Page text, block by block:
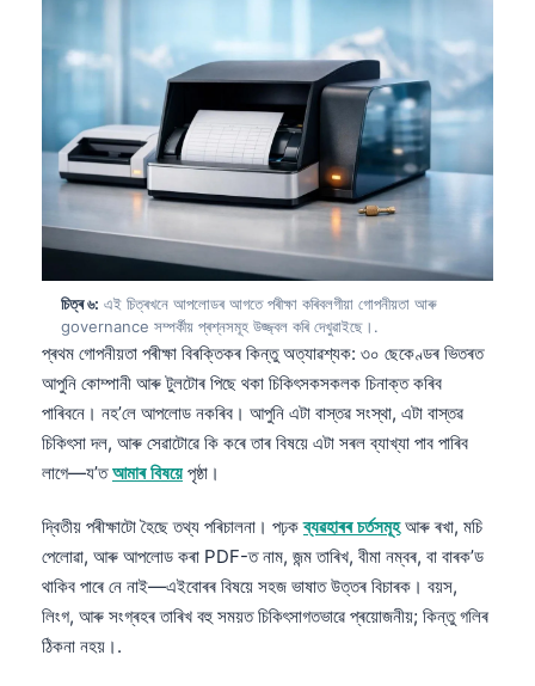
চিত্ৰ ৬: এই চিত্ৰখনে আপলোডৰ আগতে পৰীক্ষা কৰিবলগীয়া গোপনীয়তা আৰু
governance সম্পৰ্কীয় প্ৰশ্নসমূহ উজ্জ্বল কৰি দেখুৱাইছে।.
প্ৰথম গোপনীয়তা পৰীক্ষা বিৰক্তিকৰ কিন্তু অত্যাৱশ্যক: ৩০ ছেকেণ্ডৰ ভিতৰত
আপুনি কোম্পানী আৰু টুলটোৰ পিছে থকা চিকিৎসকসকলক চিনাক্ত কৰিব
পাৰিবনে। নহ’লে আপলোড নকৰিব। আপুনি এটা বাস্তৱ সংস্থা, এটা বাস্তৱ
চিকিৎসা দল, আৰু সেৱাটোৱে কি কৰে তাৰ বিষয়ে এটা সৰল ব্যাখ্যা পাব পাৰিব
লাগে—য’তআমাৰ বিষয়েপৃষ্ঠা।
দ্বিতীয় পৰীক্ষাটো হৈছে তথ্য পৰিচালনা। পঢ়কব্যৱহাৰৰ চৰ্তসমূহআৰু ৰখা, মচি
পেলোৱা, আৰু আপলোড কৰা PDF-ত নাম, জন্ম তাৰিখ, বীমা নম্বৰ, বা বাৰক’ড
থাকিব পাৰে নে নাই—এইবোৰৰ বিষয়ে সহজ ভাষাত উত্তৰ বিচাৰক। বয়স,
লিংগ, আৰু সংগ্ৰহৰ তাৰিখ বহু সময়ত চিকিৎসাগতভাৱে প্ৰয়োজনীয়; কিন্তু গলিৰ
ঠিকনা নহয়।.